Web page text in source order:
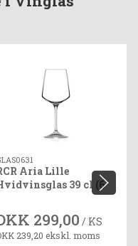
Aria Lille
39 cl (6
299,00 / KS
239,20 ekskl. moms